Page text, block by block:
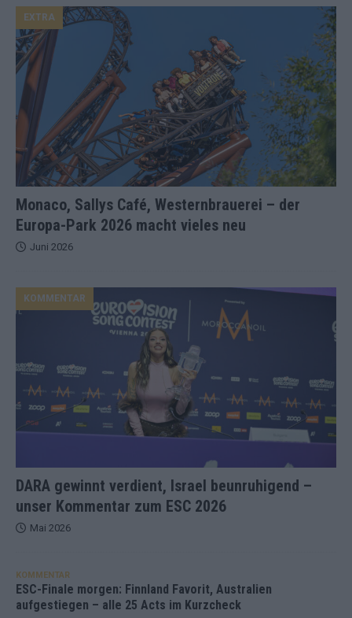
Monaco, Sallys Café, Westernbrauerei – der
Europa-Park 2026 macht vieles neu
EXTRA
Juni 2026
DARA gewinnt verdient, Israel beunruhigend –
unser Kommentar zum ESC 2026
KOMMENTAR
Mai 2026
KOMMENTAR
ESC-Finale morgen: Finnland Favorit, Australien
aufgestiegen – alle 25 Acts im Kurzcheck